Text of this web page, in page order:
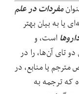
مفردات در علم
به بیان بهتر
است، و
آن‌ها، را در
یا منابع، در
ترجمه به